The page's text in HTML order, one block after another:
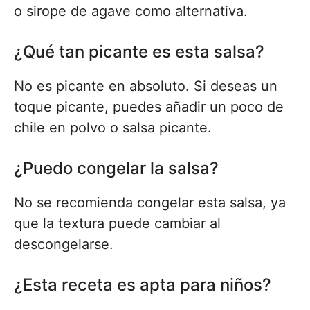
o sirope de agave como alternativa.
¿Qué tan picante es esta salsa?
No es picante en absoluto. Si deseas un
toque picante, puedes añadir un poco de
chile en polvo o salsa picante.
¿Puedo congelar la salsa?
No se recomienda congelar esta salsa, ya
que la textura puede cambiar al
descongelarse.
¿Esta receta es apta para niños?